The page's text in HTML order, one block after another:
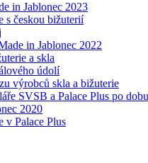
in Jablonec 2023
s českou bižuterií
in Jablonec 2022
a skla
údolí
výrobců skla a bižuterie
SVSB a Palace Plus po
2020
v Palace Plus